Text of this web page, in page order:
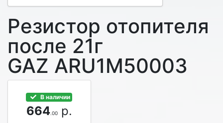
Резистор отопителя
после 21г
GAZ ARU1M50003
В наличии
664.00р.